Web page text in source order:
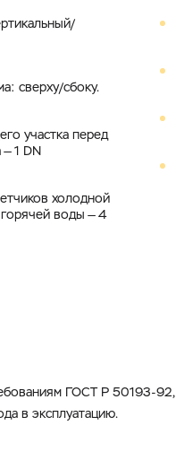
сверху/сбоку.
участка перед
1 DN
холодной
воды — 4
ГОСТ Р 50193-
в эксплуатацию.